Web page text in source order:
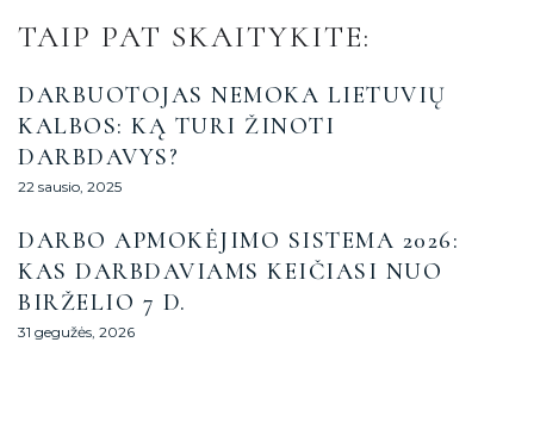
TAIP PAT SKAITYKITE:
DARBUOTOJAS NEMOKA LIETUVIŲ
KALBOS: KĄ TURI ŽINOTI
DARBDAVYS?
22 sausio, 2025
DARBO APMOKĖJIMO SISTEMA 2026:
KAS DARBDAVIAMS KEIČIASI NUO
BIRŽELIO 7 D.
31 gegužės, 2026